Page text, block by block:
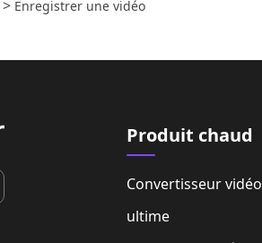
> Enregistrer une vidéo
Produit chaud
Convertisseur vidéo
ultime